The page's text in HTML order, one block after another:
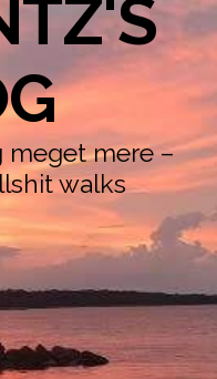
meget mere –
walks